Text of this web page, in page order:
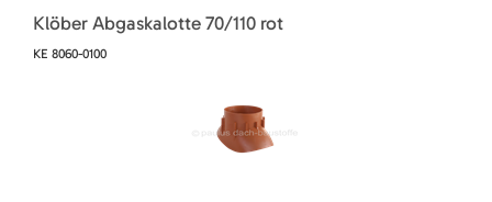
Klöber Abgaskalotte 70/110 rot
KE 8060-0100